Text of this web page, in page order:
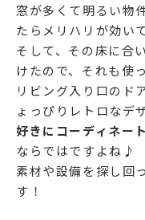
窓が多くて明るい物
たらメリハリが効い
そして、その床に合
けたので、それも使
リビング入り口のド
ょっぴりレトロなデ
好きにコーディネー
ならではですよね♪
素材や設備を探し回
す！